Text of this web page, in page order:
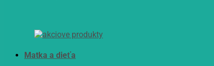
Matka a dieťa